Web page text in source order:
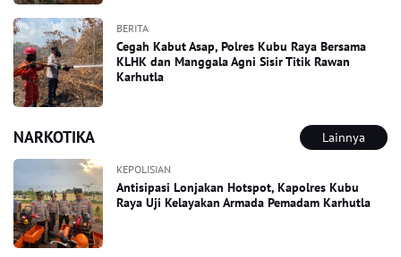
BERITA
Cegah Kabut Asap, Polres Kubu Raya Bersama
KLHK dan Manggala Agni Sisir Titik Rawan
Karhutla
NARKOTIKA Lainnya
KEPOLISIAN
Antisipasi Lonjakan Hotspot, Kapolres Kubu
Raya Uji Kelayakan Armada Pemadam Karhutla